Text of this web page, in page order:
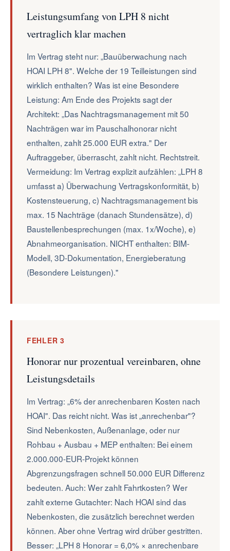
Leistungsumfang von LPH 8 nicht
vertraglich klar machen
Im Vertrag steht nur: „Bauüberwachung nach
HOAI LPH 8". Welche der 19 Teilleistungen sind
wirklich enthalten? Was ist eine Besondere
Leistung: Am Ende des Projekts sagt der
Architekt: „Das Nachtragsmanagement mit 50
Nachträgen war im Pauschalhonorar nicht
enthalten, zahlt 25.000 EUR extra." Der
Auftraggeber, überrascht, zahlt nicht. Rechtstreit.
Vermeidung: Im Vertrag explizit aufzählen: „LPH 8
umfasst a) Überwachung Vertragskonformität, b)
Kostensteuerung, c) Nachtragsmanagement bis
max. 15 Nachträge (danach Stundensätze), d)
Baustellenbesprechungen (max. 1x/Woche), e)
Abnahmeorganisation. NICHT enthalten: BIM-
Modell, 3D-Dokumentation, Energieberatung
(Besondere Leistungen)."
FEHLER 3
Honorar nur prozentual vereinbaren, ohne
Leistungsdetails
Im Vertrag: „6% der anrechenbaren Kosten nach
HOAI". Das reicht nicht. Was ist „anrechenbar"?
Sind Nebenkosten, Außenanlage, oder nur
Rohbau + Ausbau + MEP enthalten: Bei einem
2.000.000-EUR-Projekt können
Abgrenzungsfragen schnell 50.000 EUR Differenz
bedeuten. Auch: Wer zahlt Fahrtkosten? Wer
zahlt externe Gutachter: Nach HOAI sind das
Nebenkosten, die zusätzlich berechnet werden
können. Aber ohne Vertrag wird drüber gestritten.
Besser: „LPH 8 Honorar = 6,0% × anrechenbare